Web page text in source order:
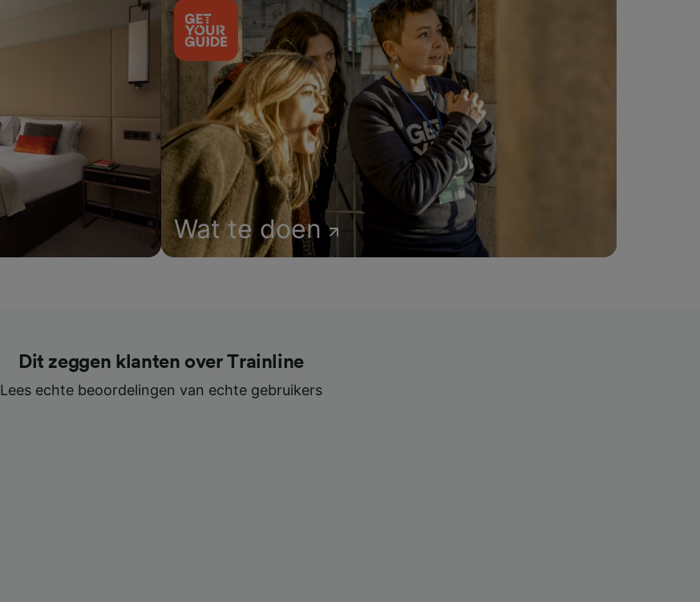
Wat te doen
Dit zeggen klanten over Trainline
Lees echte beoordelingen van echte gebruikers